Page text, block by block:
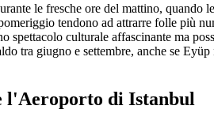
le fresche ore del mattino, quando
tendono ad attrarre folle più
spettacolo culturale affascinante ma
tra giugno e settembre, anche se
l'Aeroporto di Istanbul